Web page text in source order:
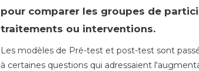
pour comparer les groupes de
traitements ou interventions.
Les modèles de Pré-test et post-test sont
à certaines questions qui adressaient